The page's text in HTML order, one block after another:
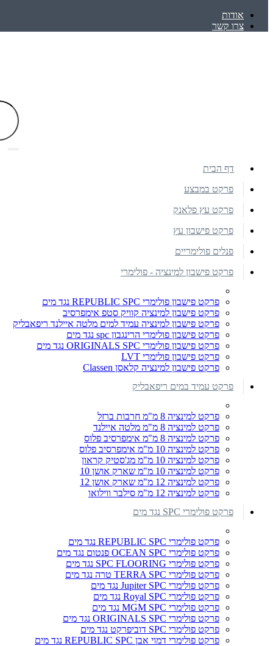
אודות
צרו קשר
דף הבית
פרקט במבצע
פרקט עץ פלאנק
פרקט פישבון עץ
פנלים פולימריים
פרקט פישבון למינציה - פולימרי
פרקט פישבון פולימרי REPUBLIC SPC נגד מים
פרקט פישבון למינציה קוויק סטפ אימפרסיב
פרקט פישבון למינציה עמיד למים מלטה איילנד ריפאבליק
פרקט פישבון פולימרי הרינגבון spc נגד מים
פרקט פישבון פולימרי ORIGINALS SPC נגד מים
פרקט פישבון פולימרי LVT
פרקט פישבון למינציה קלאסן Classen
פרקט עמיד במים ריפאבליק
פרקט למינציה 8 מ"מ חרבות ברזל
פרקט למינציה 8 מ"מ מלטה איילנד
פרקט למינציה 8 מ"מ אימפרסיב פלוס
פרקט למינציה 10 מ"מ אימפרסיב פלוס
פרקט למינציה 10 מ"מ מג'סטיק קראון
פרקט למינציה 10 מ"מ שארק אושן 10
פרקט למינציה 12 מ"מ שארק אושן 12
פרקט למינציה 12 מ"מ סילבר ווילואו
פרקט פולימרי SPC נגד מים
פרקט פולימרי REPUBLIC SPC נגד מים
פרקט פולימרי OCEAN SPC פנטום נגד מים
פרקט פולימרי SPC FLOORING נגד מים
פרקט פולימרי TERRA SPC טרה נגד מים
פרקט פולימרי Jupiter SPC נגד מים
פרקט פולימרי Royal SPC נגד מים
פרקט פולימרי MGM SPC נגד מים
פרקט פולימרי ORIGINALS SPC נגד מים
פרקט פולימרי SPC דוביפרקט נגד מים
פרקט פולימרי דמוי אבן REPUBLIC SPC נגד מים